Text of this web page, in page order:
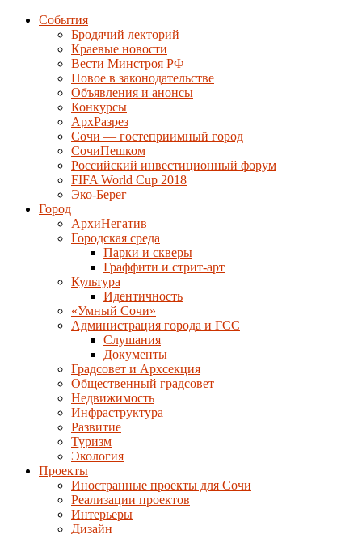
События
Бродячий лекторий
Краевые новости
Вести Минстроя РФ
Новое в законодательстве
Объявления и анонсы
Конкурсы
АрхРазрез
Сочи — гостеприимный город
СочиПешком
Российский инвестиционный форум
FIFA World Cup 2018
Эко-Берег
Город
АрхиНегатив
Городская среда
Парки и скверы
Граффити и стрит-арт
Культура
Идентичность
«Умный Сочи»
Администрация города и ГСС
Слушания
Документы
Градсовет и Архсекция
Общественный градсовет
Недвижимость
Инфраструктура
Развитие
Туризм
Экология
Проекты
Иностранные проекты для Сочи
Реализации проектов
Интерьеры
Дизайн